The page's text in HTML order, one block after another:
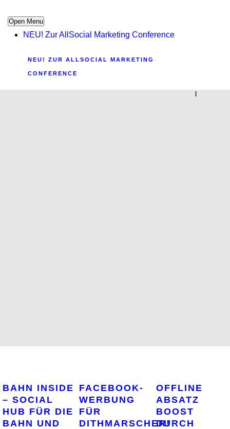
Open Menu
NEU! Zur AllSocial Marketing Conference
NEU! ZUR ALLSOCIAL MARKETING
CONFERENCE
|
BAHN INSIDE
– SOCIAL
HUB FÜR DIE
BAHN UND
FACEBOOK-
WERBUNG
FÜR
DITHMARSCHER!
OFFLINE
ABSATZ
BOOST
DURCH